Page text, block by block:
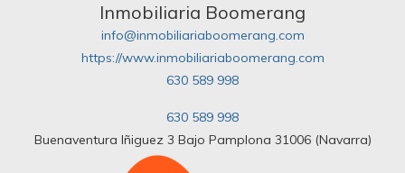
Inmobiliaria Boomerang
info@inmobiliariaboomerang.com
https://www.inmobiliariaboomerang.com
630 589 998
630 589 998
Buenaventura Iñiguez 3 Bajo Pamplona 31006 (Navarra)